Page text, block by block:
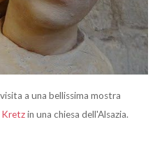
a una bellissima mostra
Kretzin una chiesa dell'Alsazia.